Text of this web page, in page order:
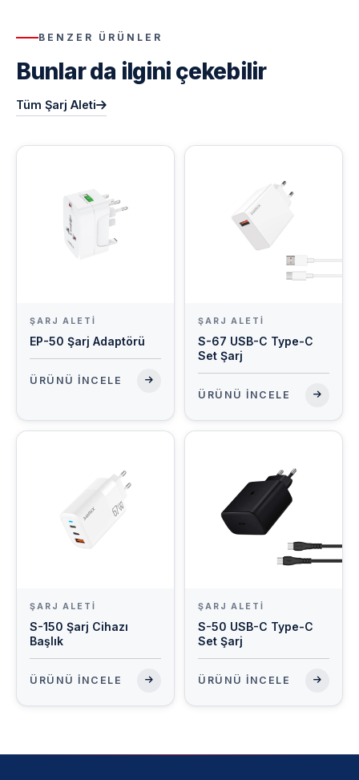
BENZER ÜRÜNLER
Bunlar da ilgini çekebilir
Tüm Şarj Aleti
ŞARJ ALETI
EP-50 Şarj Adaptörü
ÜRÜNÜ İNCELE
ŞARJ ALETI
S-67 USB-C Type-C
Set Şarj
ÜRÜNÜ İNCELE
ŞARJ ALETI
S-150 Şarj Cihazı
Başlık
ÜRÜNÜ İNCELE
ŞARJ ALETI
S-50 USB-C Type-C
Set Şarj
ÜRÜNÜ İNCELE